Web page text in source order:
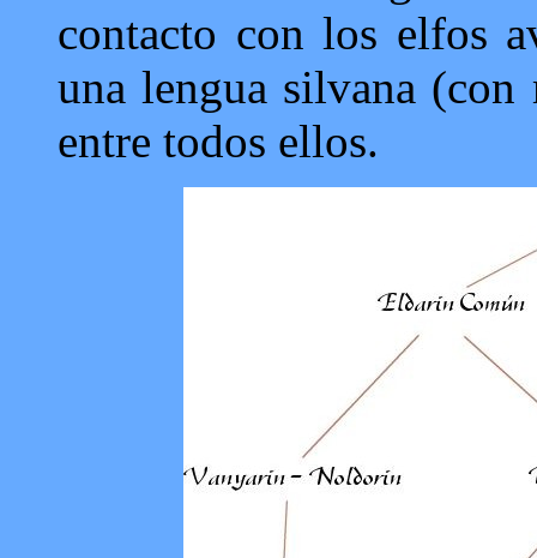
contacto con los elfos
una lengua silvana
entre todos ellos.